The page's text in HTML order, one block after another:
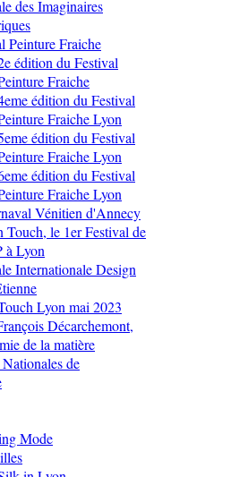
des Imaginaires
Peinture Fraiche
édition du Festival
Fraiche
édition du Festival
Fraiche Lyon
édition du Festival
Fraiche Lyon
édition du Festival
Fraiche Lyon
Vénitien d'Annecy
Touch, le 1er Festival de
à Lyon
Internationale Design
Lyon mai 2023
Décarchemont,
de la matière
de
Mode